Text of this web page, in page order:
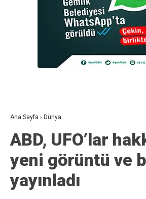
Ana Sayfa › Dünya
ABD, UFO’lar
yeni görüntü ve
yayınladı